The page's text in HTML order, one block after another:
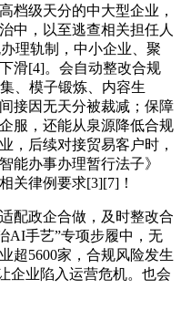
档级天分的中大型企业，
中，以至逃查相关担任人
理轨制，中小企业、聚
滑[4]。会自动整改合规
、模子锻炼、内容生
接因无天分被裁减；保障
服，还能从泉源降低合规
，后续对接贸易客户时，
能办事办理暂行法子》
关律例要求[3][7]！
政企合做，及时整改合
AI手艺”专项步履中，无
超5600家，合规风险发生
企业陷入运营危机。也会